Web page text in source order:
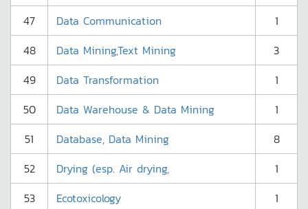
47 Data Communication
1
48
Data Mining,Text Mining
3
49
Data Transformation
1
50
Data Warehouse & Data Mining
1
51
Database, Data Mining
8
52
Drying (esp. Air drying,
1
53
Ecotoxicology
1